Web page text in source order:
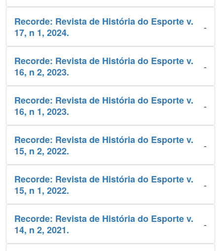
Recorde: Revista de História do Esporte v.
17, n 1, 2024.
-
Recorde: Revista de História do Esporte v.
16, n 2, 2023.
-
Recorde: Revista de História do Esporte v.
16, n 1, 2023.
-
Recorde: Revista de História do Esporte v.
15, n 2, 2022.
-
Recorde: Revista de História do Esporte v.
15, n 1, 2022.
-
Recorde: Revista de História do Esporte v.
14, n 2, 2021.
-